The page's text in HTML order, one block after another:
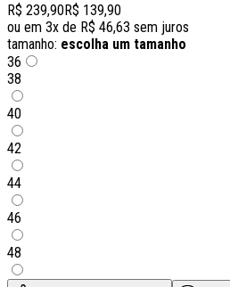
R$ 239,90 R$ 139,90
ou em 3x de R$ 46,63 sem juros
tamanho: escolha um tamanho
36
38
40
42
44
46
48